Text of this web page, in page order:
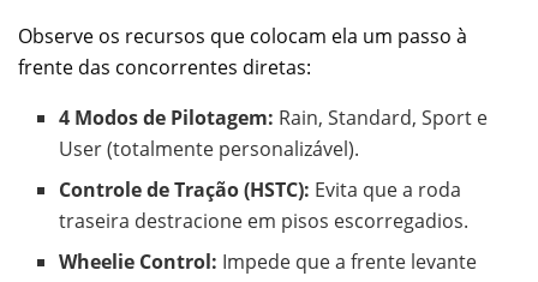
Observe os recursos que colocam ela um passo à
frente das concorrentes diretas:
4 Modos de Pilotagem: Rain, Standard, Sport e
User (totalmente personalizável).
Controle de Tração (HSTC): Evita que a roda
traseira destracione em pisos escorregadios.
Wheelie Control: Impede que a frente levante